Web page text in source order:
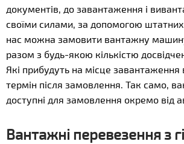
документів, до завантаження і
своїми силами, за допомогою
нас можна замовити вантажну
разом з будь-якою кількістю
Які прибудуть на місце
термін після замовлення. Так само,
доступні для замовлення окремо від
Вантажні перевезення з